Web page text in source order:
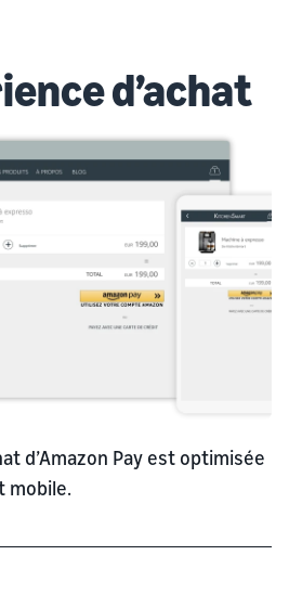
d’achat
d’Amazon Pay est optimisée
mobile.